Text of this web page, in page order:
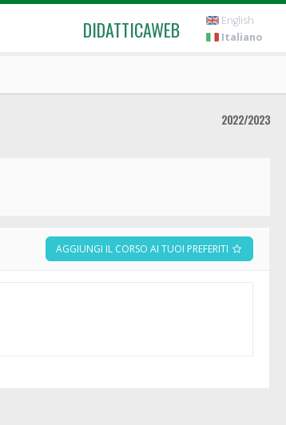
DIDATTICAWEB
English
Italiano
2022/2023
AGGIUNGI IL CORSO AI TUOI PREFERITI